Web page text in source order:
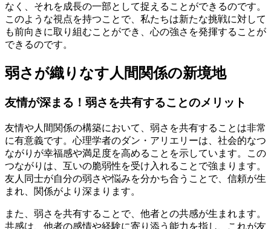
なく、それを成長の一部として捉えることができるのです。
このような視点を持つことで、私たちは新たな挑戦に対して
も前向きに取り組むことができ、心の強さを発揮することが
できるのです。
弱さが織りなす人間関係の新境地
友情が深まる！弱さを共有することのメリット
友情や人間関係の構築において、弱さを共有することは非常
に有意義です。心理学者のダン・アリエリーは、社会的なつ
ながりが幸福感や満足度を高めることを示しています。この
つながりは、互いの脆弱性を受け入れることで強まります。
友人同士が自分の弱さや悩みを分かち合うことで、信頼が生
まれ、関係がより深まります。
また、弱さを共有することで、他者との共感が生まれます。
共感は、他者の感情や経験に寄り添う能力を指し、これが友